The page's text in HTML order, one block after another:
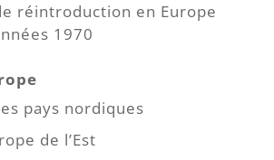
réintroduction en Europe
1970
pays nordiques
de l’Est